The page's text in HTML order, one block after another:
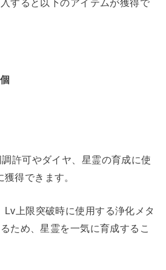
許可やダイヤ、星霊の育成に使
得できます。
Lv上限突破時に使用する浄化メタ
ため、星霊を一気に育成するこ